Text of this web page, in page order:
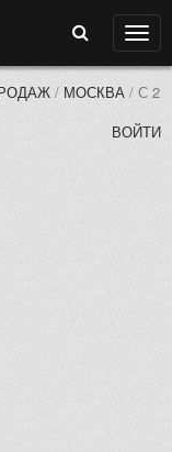
Поиск
/ МОСКВА / С 2
ВОЙТИ